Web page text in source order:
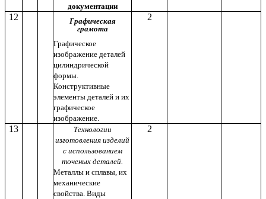
документации
12
Графическая
грамота
Графическое
изображение деталей
цилиндрической
формы.
Конструктивные
элементы деталей и их
графическое
изображение.
2
13
Технологии
изготовления изделий
с использованием
точеных деталей.
Металлы и сплавы, их
механические
свойства. Виды
2